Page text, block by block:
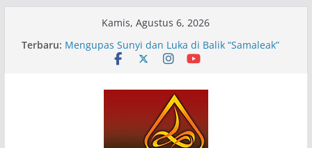
Kamis, Agustus 6, 2026
Terbaru: Pameran Lukisan Komunitas Patria Seni Rupa
Kota Blitar : Ketika “Bergerak” Menjadi Mantra
Mengupas Sunyi dan Luka di Balik “Samaleak”
Menjaga Marwah Seni dan Budaya: Catatan
Kunjungan Kerja Ir. Bambang Haryo Soekartono
(BHS) Anggota DPR RI ke Taman Budaya Jawa